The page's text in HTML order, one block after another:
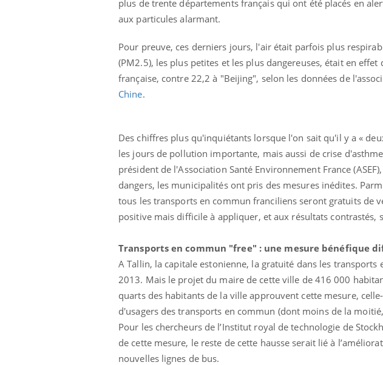
plus de trente départements français qui ont été placés en
aux particules alarmant.
Pour preuve, ces derniers jours, l'air était parfois plus
(PM2.5), les plus petites et les plus dangereuses, était en
française, contre 22,2 à "Beijing", selon les données de
Chine.
Des chiffres plus qu'inquiétants lorsque l'on sait qu'il y a «
les jours de pollution importante, mais aussi de crise
président de l'Association Santé Environnement France
dangers, les municipalités ont pris des mesures inédites.
tous les transports en commun franciliens seront gratuits de
positive mais difficile à appliquer, et aux résultats contrastés,
Transports en commun "free" : une mesure bénéfique
A Tallin, la capitale estonienne, la gratuité dans les
2013. Mais le projet du maire de cette ville de 416 000
quarts des habitants de la ville approuvent cette mesure,
d'usagers des transports en commun (dont moins de la
Pour les chercheurs de l’Institut royal de technologie de
de cette mesure, le reste de cette hausse serait lié à
nouvelles lignes de bus.
Il y a des sujets qui sont faciles à aborder...
d'autres non ! D'un côté, poser des
questions sur la maladie d'un proche c'est
Fatigue, irritabilité, brouillard
même alopécie… Les
carence en fer sont multiples
...